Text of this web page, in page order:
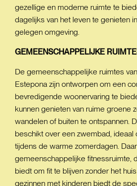
gezellige en moderne ruimte te
dagelijks van het leven te genieten
gelegen omgeving.
GEMEENSCHAPPELIJKE
De gemeenschappelijke ruimtes
Estepona zijn ontworpen om een
bevredigende woonervaring te
kunnen genieten van ruime groene
wandelen of buiten te ontspannen.
beschikt over een zwembad, ideaal
tijdens de warme zomerdagen.
gemeenschappelijke fitnessruimte,
biedt om fit te blijven zonder het
gezinnen met kinderen biedt de